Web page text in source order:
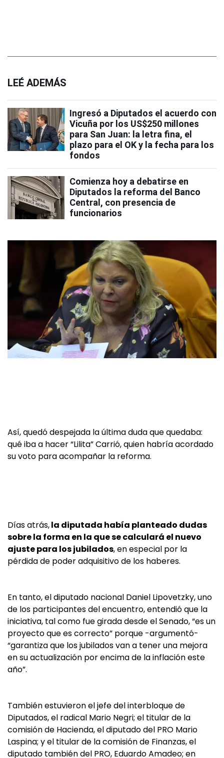
LEÉ ADEMÁS
Ingresó a Diputados el acuerdo con
Vicuña por los US$250 millones
para San Juan: la letra fina, el
plazo para el OK y la fecha para los
fondos
Comienza hoy a debatirse en
Diputados la reforma del Banco
Central, con presencia de
funcionarios
Así, quedó despejada la última duda que quedaba:
qué iba a hacer “Lilita” Carrió, quien habría acordado
su voto para acompañar la reforma.
Días atrás,la diputada había planteado dudas
sobre la forma en la que se calculará el nuevo
ajuste para los jubilados, en especial por la
pérdida de poder adquisitivo de los haberes.
En tanto, el diputado nacional Daniel Lipovetzky, uno
de los participantes del encuentro, entendió que la
iniciativa, tal como fue girada desde el Senado, “es un
proyecto que es correcto” porque -argumentó-
“garantiza que los jubilados van a tener una mejora
en su actualización por encima de la inflación este
año”.
También estuvieron el jefe del interbloque de
Diputados, el radical Mario Negri; el titular de la
comisión de Hacienda, el diputado del PRO Mario
Laspina; y el titular de la comisión de Finanzas, el
diputado también del PRO, Eduardo Amadeo; en